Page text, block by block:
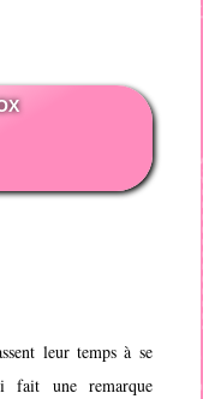
leur temps à se
fait une remarque